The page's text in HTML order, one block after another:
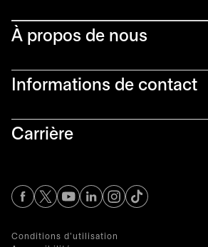
À propos de nous
Informations de contact​
Carrière
s’ouvre dans un nouvel onglet
s’ouvre dans un nouvel onglet
s’ouvre dans un nouvel
s’ouvre dans un
s’ouvre dans un
Conditions d'utilisation